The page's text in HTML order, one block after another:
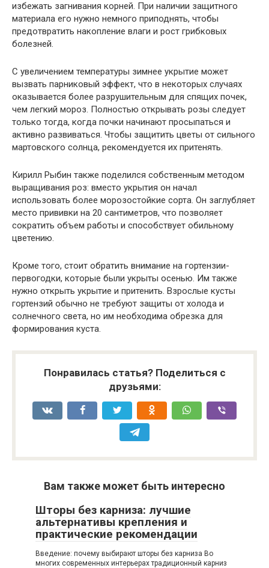
избежать загнивания корней. При наличии защитного
материала его нужно немного приподнять, чтобы
предотвратить накопление влаги и рост грибковых
болезней.
С увеличением температуры зимнее укрытие может
вызвать парниковый эффект, что в некоторых случаях
оказывается более разрушительным для спящих почек,
чем легкий мороз. Полностью открывать розы следует
только тогда, когда почки начинают просыпаться и
активно развиваться. Чтобы защитить цветы от сильного
мартовского солнца, рекомендуется их притенять.
Кирилл Рыбин также поделился собственным методом
выращивания роз: вместо укрытия он начал
использовать более морозостойкие сорта. Он заглубляет
место прививки на 20 сантиметров, что позволяет
сократить объем работы и способствует обильному
цветению.
Кроме того, стоит обратить внимание на гортензии-
первогодки, которые были укрыты осенью. Им также
нужно открыть укрытие и притенить. Взрослые кусты
гортензий обычно не требуют защиты от холода и
солнечного света, но им необходима обрезка для
формирования куста.
Понравилась статья? Поделиться с
друзьями:
Вам также может быть интересно
Шторы без карниза: лучшие
альтернативы крепления и
практические рекомендации
Введение: почему выбирают шторы без карниза Во
многих современных интерьерах традиционный карниз